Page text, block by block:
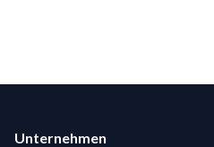
Unternehmen